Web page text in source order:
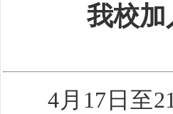
我校加
4月17日至